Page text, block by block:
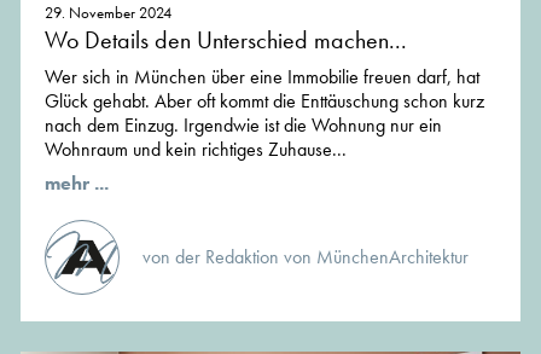
29. November 2024
Wo Details den Unterschied machen...
Wer sich in München über eine Immobilie freuen darf, hat
Glück gehabt. Aber oft kommt die Enttäuschung schon kurz
nach dem Einzug. Irgendwie ist die Wohnung nur ein
Wohnraum und kein richtiges Zuhause...
mehr ...
von der Redaktion von MünchenArchitektur